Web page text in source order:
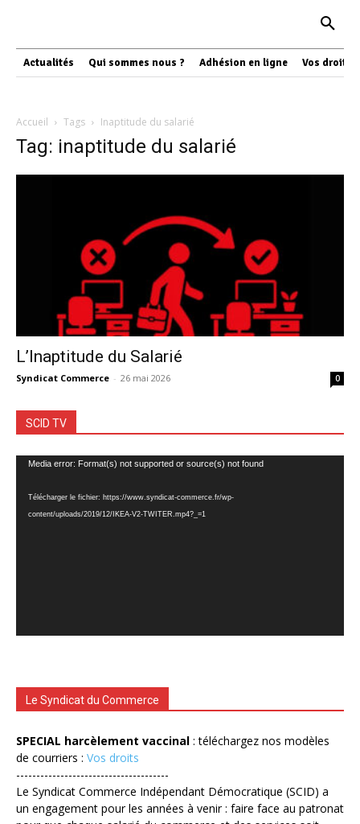
Actualités Qui sommes nous ? Adhésion en ligne Vos droits
Accueil Tags Inaptitude du salarié
Tag: inaptitude du salarié
L’Inaptitude du Salarié
Syndicat Commerce - 26 mai 2026 0
SCID TV
Lecteur
Media error: Format(s) not supported or source(s) not found
Télécharger le fichier: https://www.syndicat-commerce.fr/wp-
content/uploads/2019/12/IKEA-V2-TWITER.mp4?_=1
Le Syndicat du Commerce
SPECIAL harcèlement vaccinal : téléchargez nos modèles
de courriers : Vos droits
--------------------------------------
Le Syndicat Commerce Indépendant Démocratique (SCID) a
un engagement pour les années à venir : faire face au patronat